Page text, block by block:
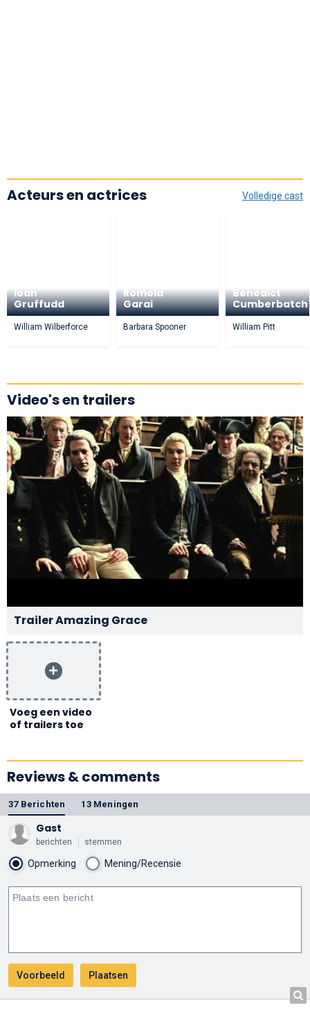
Volledige cast
Acteurs en actrices
Ioan
Gruffudd
William Wilberforce
Romola
Garai
Barbara Spooner
Benedict
Cumberbatch
William Pitt
Video's en trailers
Trailer Amazing Grace
Voeg een video
of trailers toe
Reviews & comments
37 Berichten 13 Meningen
Gast
berichten stemmen
Opmerking Mening/Recensie